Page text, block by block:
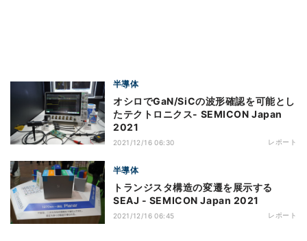
半導体
オシロでGaN/SiCの波形確認を可能とし
たテクトロニクス- SEMICON Japan
2021
2021/12/16 06:30 レポート
半導体
トランジスタ構造の変遷を展示する
SEAJ - SEMICON Japan 2021
2021/12/16 06:45 レポート